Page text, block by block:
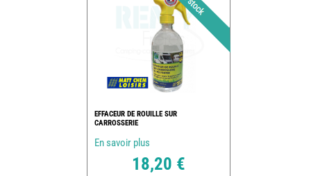
EFFACEUR DE ROUILLE SUR
CARROSSERIE
En savoir plus
18,20 €